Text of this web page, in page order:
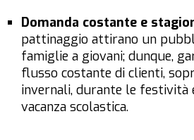
Domanda costante e
pattinaggio attirano un
famiglie a giovani; dunque,
flusso costante di clienti,
invernali, durante le festività
vacanza scolastica.